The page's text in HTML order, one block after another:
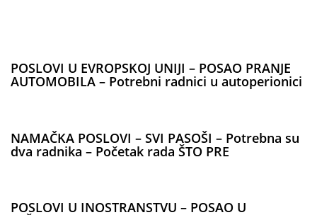
POSLOVI U EVROPSKOJ UNIJI – POSAO PRANJE
AUTOMOBILA – Potrebni radnici u autoperionici
NAMAČKA POSLOVI – SVI PASOŠI – Potrebna su
dva radnika – Početak rada ŠTO PRE
POSLOVI U INOSTRANSTVU – POSAO U